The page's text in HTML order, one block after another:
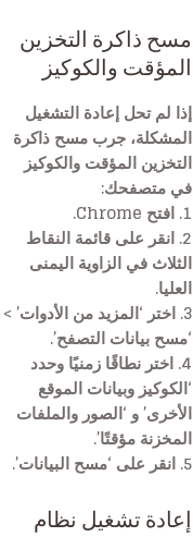
مسح ذاكرة التخزين
المؤقت والكوكيز
إذا لم تحل إعادة التشغيل
المشكلة، جرب مسح ذاكرة
التخزين المؤقت والكوكيز
في متصفحك:
1. افتح Chrome.
2. انقر على قائمة النقاط
الثلاث في الزاوية اليمنى
العليا.
3. اختر ‘المزيد من الأدوات’ >
‘مسح بيانات التصفح’.
4. اختر نطاقًا زمنيًا وحدد
‘الكوكيز وبيانات الموقع
الأخرى’ و ‘الصور والملفات
المخزنة مؤقتًا’.
5. انقر على ‘مسح البيانات’.
إعادة تشغيل نظام